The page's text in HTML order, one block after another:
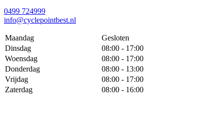
0499 724999
info@cyclepointbest.nl
Maandag
Gesloten
Dinsdag
08:00 - 17:00
Woensdag
08:00 - 17:00
Donderdag
08:00 - 13:00
Vrijdag
08:00 - 17:00
Zaterdag
08:00 - 16:00